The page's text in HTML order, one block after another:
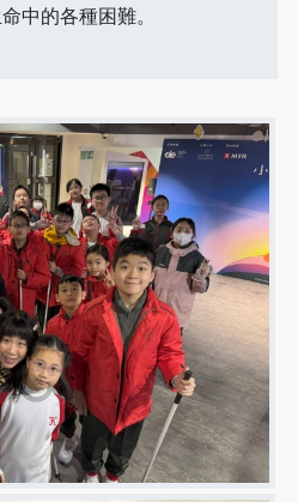
中的各種困難。